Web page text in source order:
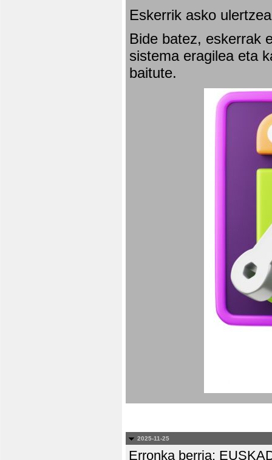
Eskerrik asko
Bide batez, eskerrak
sistema eragilea eta
baitute.
2025-11-25
Erronka berria: